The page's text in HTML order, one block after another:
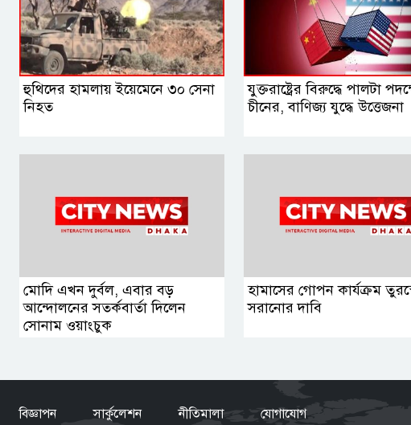
হুথিদের হামলায় ইয়েমেনে ৩০ সেনা
নিহত
যুক্তরাষ্ট্রের বিরুদ্ধে পালটা
চীনের, বাণিজ্য যুদ্ধে ‍উত্তেজনা
মোদি এখন দুর্বল, এবার বড়
আন্দোলনের সতর্কবার্তা দিলেন
সোনাম ওয়াংচুক
হামাসের গোপন কার্যক্রম
সরানোর দাবি
বিজ্ঞাপন সার্কুলেশন নীতিমালা যোগাযোগ